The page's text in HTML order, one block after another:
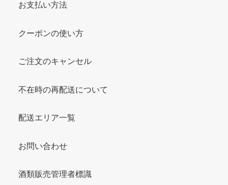
お支払い方法
クーポンの使い方
ご注文のキャンセル
不在時の再配送について
配送エリア一覧
お問い合わせ
酒類販売管理者標識